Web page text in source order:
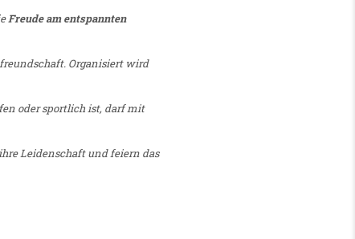
Freude am entspannten
Organisiert wird
oder sportlich ist, darf mit
Leidenschaft und feiern das